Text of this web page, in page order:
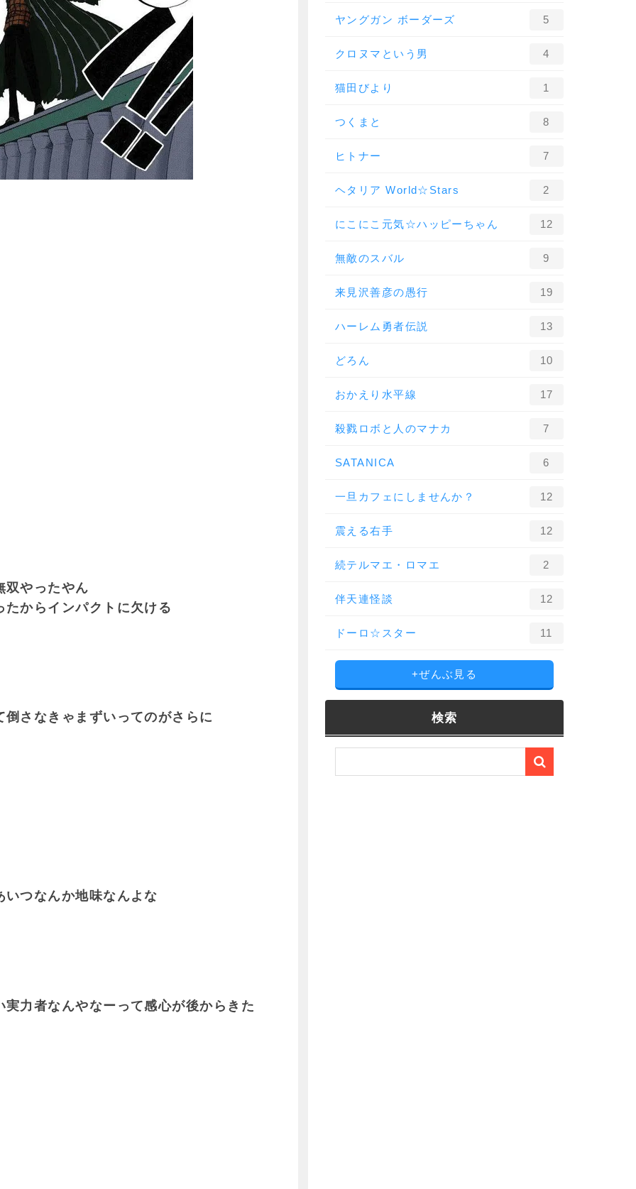
双やったやん
からインパクトに欠ける
さなきゃまずいってのがさらに
つなんか地味なんよな
力者なんやなーって感心が後からきた
ヤングガン ボーダーズ 5
クロヌマという男 4
猫田びより 1
つくまと 8
ヒトナー 7
ヘタリア World☆Stars 2
にこにこ元気☆ハッピーちゃん 12
無敵のスバル 9
来見沢善彦の愚行 19
ハーレム勇者伝説 13
どろん 10
おかえり水平線 17
殺戮ロボと人のマナカ 7
SATANICA 6
一旦カフェにしませんか？ 12
震える右手 12
続テルマエ・ロマエ 2
伴天連怪談 12
ドーロ☆スター 11
+ぜんぶ見る
検索